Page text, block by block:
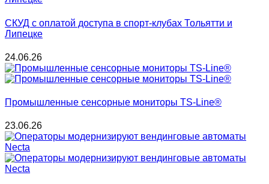
СКУД с оплатой доступа в спорт-клубах Тольятти и
Липецке
24.06.26
Промышленные сенсорные мониторы TS-Line®
23.06.26